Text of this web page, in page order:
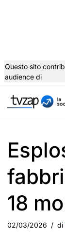
al
Questo sito
audience di
18
02/03/2026 di